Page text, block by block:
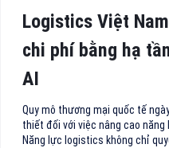
Logistics Việt
chi phí bằng hạ
AI
Quy mô thương mại quốc tế
thiết đối với việc nâng cao
Năng lực logistics không chỉ